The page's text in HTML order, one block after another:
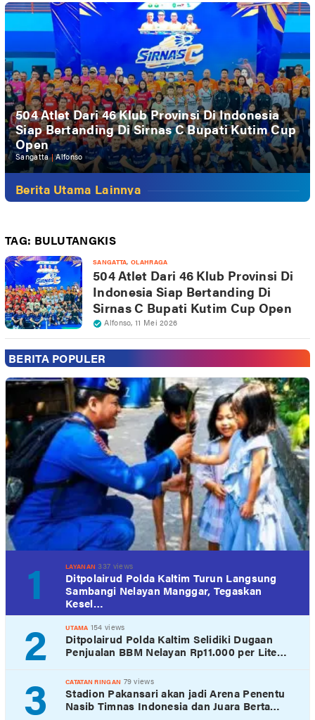
504 Atlet Dari 46 Klub Provinsi Di Indonesia
Siap Bertanding Di Sirnas C Bupati Kutim Cup
Open
Sangatta|Alfonso
Berita Utama Lainnya
TAG: BULUTANGKIS
SANGATTA,OLAHRAGA
504 Atlet Dari 46 Klub Provinsi Di
Indonesia Siap Bertanding Di
Sirnas C Bupati Kutim Cup Open
Alfonso,11 Mei 2026
BERITA POPULER
1 LAYANAN 337 views
Ditpolairud Polda Kaltim Turun Langsung
Sambangi Nelayan Manggar, Tegaskan
Kesel…
2 UTAMA 154 views
Ditpolairud Polda Kaltim Selidiki Dugaan
Penjualan BBM Nelayan Rp11.000 per Lite…
3 CATATAN RINGAN 79 views
Stadion Pakansari akan jadi Arena Penentu
Nasib Timnas Indonesia dan Juara Berta…